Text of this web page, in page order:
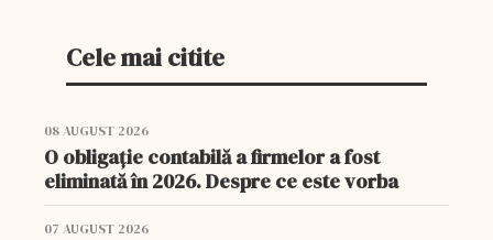
Cele mai citite
08 AUGUST 2026
O obligație contabilă a firmelor a fost
eliminată în 2026. Despre ce este vorba
07 AUGUST 2026